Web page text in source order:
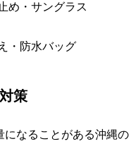
め・サングラス
・防水バッグ
策
になることがある沖縄